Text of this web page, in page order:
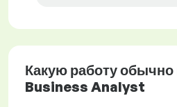
Какую работу
Business Analyst